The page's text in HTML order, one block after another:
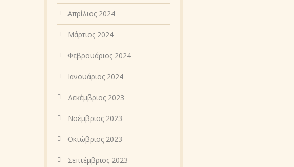
Απρίλιος 2024
Μάρτιος 2024
Φεβρουάριος 2024
Ιανουάριος 2024
Δεκέμβριος 2023
Νοέμβριος 2023
Οκτώβριος 2023
Σεπτέμβριος 2023